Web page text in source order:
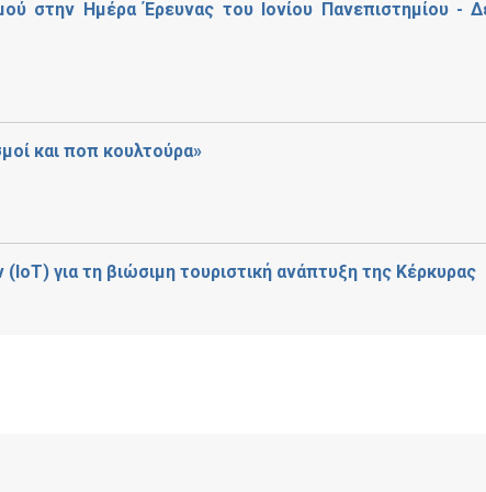
στην Ημέρα Έρευνας του Ιονίου Πανεπιστημίου -
και ποπ κουλτούρα»
για τη βιώσιμη τουριστική ανάπτυξη της Κέρκυρας